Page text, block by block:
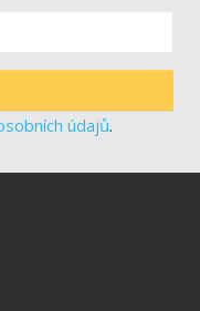
údajů.